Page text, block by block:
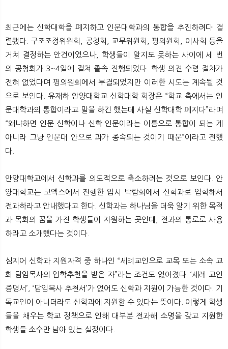
최근에는 신학대학을 폐지하고 인문대학과의 통합을 추진하려다 결
렬됐다. 구조조정위원회, 공청회, 교무위원회, 평의원회, 이사회 등을
거쳐 결정하는 안건이었으나, 학생들이 알지도 못하는 사이에 세 번
의 공청회가 3~4일에 걸쳐 졸속 진행되었다. 학생 의견 수렴 절차가
전혀 없었다며 평의원회에서 부결되었지만 이러한 시도는 계속될 것
으로 보인다. 유재하 안양대학교 신학대학 회장은 “학교 측에서는 인
문대학과의 통합이라고 말을 하긴 했는데 사실 신학대학 폐지다”라며
“왜냐하면 인문 신학이나 신학 인문이라는 이름으로 통합이 되는 게
아니라 그냥 인문대 안으로 과가 종속되는 것이기 때문”이라고 전했
다.
안양대학교에서 신학과를 의도적으로 축소하려는 것으로 보인다. 안
양대학교는 코엑스에서 진행한 입시 박람회에서 신학과로 입학해서
전과하라고 안내했다고 한다. 신학과는 하나님을 더욱 알기 위한 목적
과 목회의 꿈을 가진 학생들이 지원하는 곳인데, 전과의 통로로 사용
하라고 소개했다는 것이다.
심지어 신학과 지원자격 중 하나인 “세례교인으로 교목 또는 소속 교
회 담임목사의 입학추천을 받은 자”라는 조건도 없어졌다. ‘세례 교인
증명서’, ‘담임목사 추천서’가 없어도 신학과 지원이 가능한 것이다. 기
독교인이 아니더라도 신학과에 지원할 수 있다는 뜻이다. 이렇게 학생
들을 채우는 학교 정책으로 인해 대부분 전과해 소명을 갖고 지원한
학생들 소수만 남아 있는 실정이다.